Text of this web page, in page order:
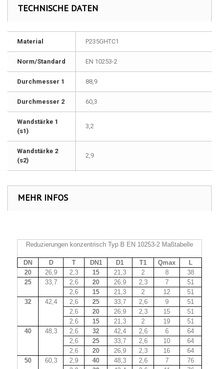
TECHNISCHE DATEN
Material P235GHTC1
Norm/Standard EN 10253-2
Durchmesser 1 88,9
Durchmesser 2 60,3
Wandstärke 1
(s1)
3,2
Wandstärke 2
(s2)
2,9
MEHR INFOS
Reduzierungen konzentrisch Typ B EN 10253-2 Maßtabelle
DN D T DN1 D1 T1 Qmax
L
20
26,9 2,3 15 21,3 2 8
38
25
33,7 2,6 20 26,9 2,3 7
51
2,6
15 21,3 2 12
51
32
42,4 2,6 25 33,7 2,6 9
51
2,6
20 26,9 2,3 15
51
2,6
15 21,3 2 19
51
40
48,3 2,6 32 42,4 2,6 6
64
2,6
25 33,7 2,6 10
64
2,6
20 26,9 2,3 16
64
50
60,3 2,9 40 48,3 2,6 7
76